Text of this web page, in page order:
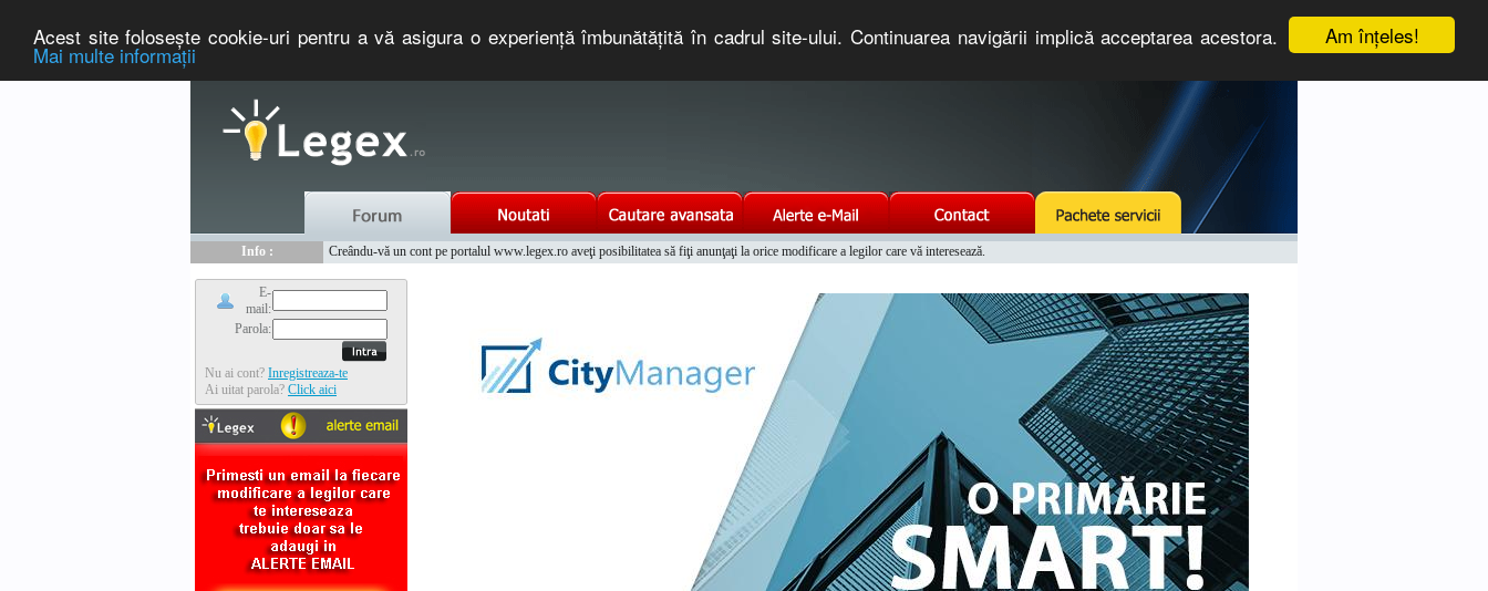
Am înţeles!
Acest site foloseşte cookie-uri pentru a vă asigura o experienţă îmbunătăţită în cadrul site-ului. Continuarea navigării implică acceptarea acestora.
Mai multe informaţii
Info :
Creându-vă un cont pe portalul www.legex.ro aveţi posibilitatea să fiţi anunţaţi la orice modificare a legilor care vă interesează.
E-
mail:
Parola:
Nu ai cont? Inregistreaza-te
Ai uitat parola? Click aici